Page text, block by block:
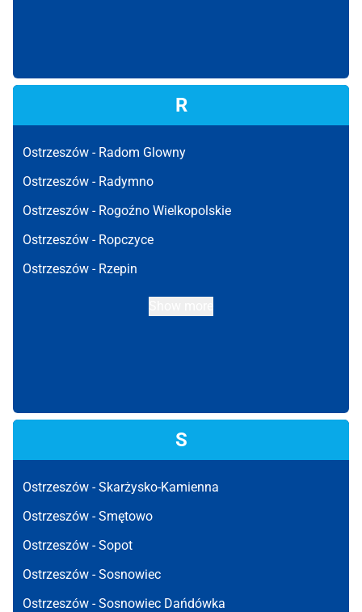
R
Ostrzeszów - Radom Glowny
Ostrzeszów - Radymno
Ostrzeszów - Rogoźno Wielkopolskie
Ostrzeszów - Ropczyce
Ostrzeszów - Rzepin
S
Ostrzeszów -Skarżysko-Kamienna
Ostrzeszów -Smętowo
Ostrzeszów -Sopot
Ostrzeszów -Sosnowiec
Ostrzeszów -Sosnowiec Dańdówka